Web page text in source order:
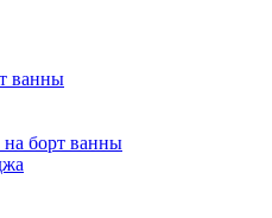
ванны
на борт ванны